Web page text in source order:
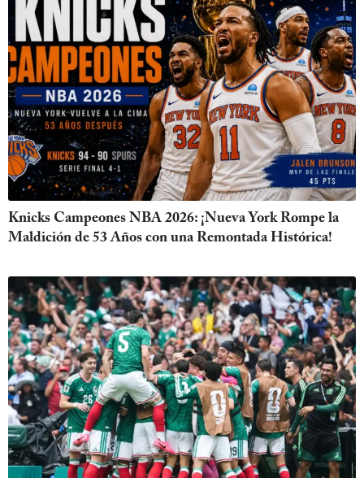
Knicks Campeones NBA 2026: ¡Nueva York Rompe la
Maldición de 53 Años con una Remontada Histórica!